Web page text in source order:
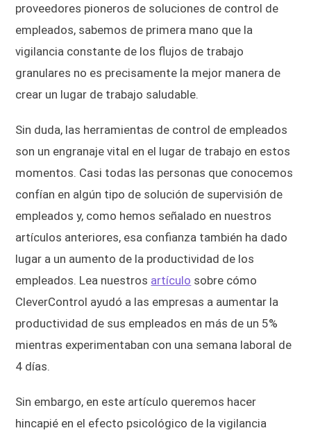
proveedores pioneros de soluciones de control de
empleados, sabemos de primera mano que la
vigilancia constante de los flujos de trabajo
granulares no es precisamente la mejor manera de
crear un lugar de trabajo saludable.
Sin duda, las herramientas de control de empleados
son un engranaje vital en el lugar de trabajo en estos
momentos. Casi todas las personas que conocemos
confían en algún tipo de solución de supervisión de
empleados y, como hemos señalado en nuestros
artículos anteriores, esa confianza también ha dado
lugar a un aumento de la productividad de los
empleados. Lea nuestros artículo sobre cómo
CleverControl ayudó a las empresas a aumentar la
productividad de sus empleados en más de un 5%
mientras experimentaban con una semana laboral de
4 días.
Sin embargo, en este artículo queremos hacer
hincapié en el efecto psicológico de la vigilancia